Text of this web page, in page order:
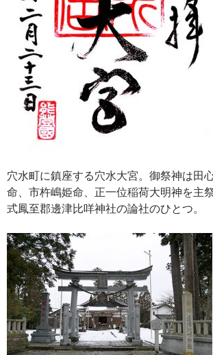
穴水町に鎮座する穴水大宮。御祭神は田
命、市杵嶋姫命、正一位稲荷大明神を主
式鳳至郡邊津比咩神社の論社のひとつ。